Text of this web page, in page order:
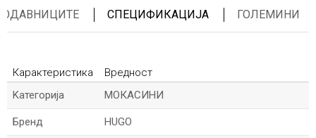
СПЕЦИФИКАЦИЈА ГОЛЕМИНИ
Карактеристика
Вредност
Kатегорија
МОКАСИНИ
Бренд HUGO